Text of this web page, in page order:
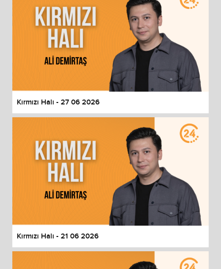
Kırmızı Halı - 27 06 2026
Kırmızı Halı - 21 06 2026